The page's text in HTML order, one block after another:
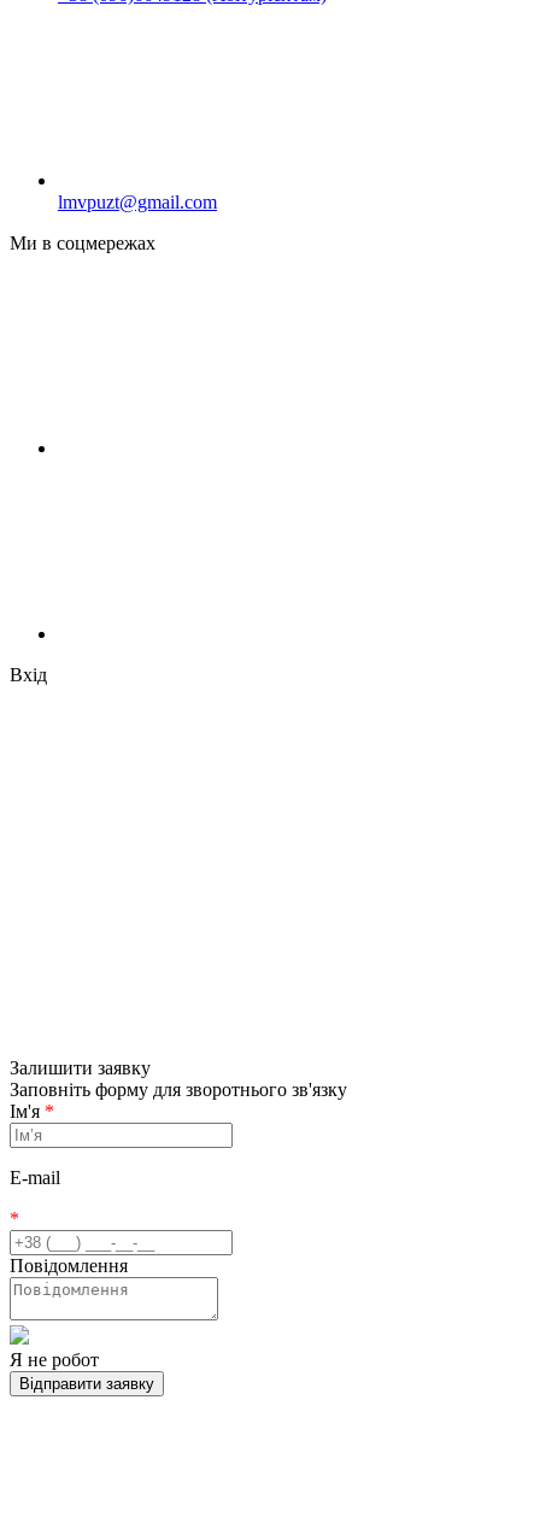
lmvpuzt@gmail.com
Ми в соцмережах
Вхід
Залишити заявку
Заповніть форму для зворотнього зв'язку
Ім'я *
E-mail
*
Повідомлення
Я не робот
Відправити заявку